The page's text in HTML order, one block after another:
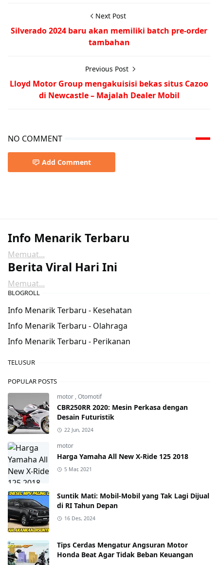
Next Post
Silverado 2024 baru akan memiliki batch pre-order
tambahan
Previous Post
Lloyd Motor Group mengakuisisi bekas situs Cazoo
di Newcastle – Majalah Dealer Mobil
NO COMMENT
Add Comment
Info Menarik Terbaru
Memuat...
Berita Viral Hari Ini
Memuat...
BLOGROLL
Info Menarik Terbaru - Kesehatan
Info Menarik Terbaru - Olahraga
Info Menarik Terbaru - Perikanan
TELUSUR
POPULAR POSTS
motor ,Otomotif
CBR250RR 2020: Mesin Perkasa dengan
Desain Futuristik
22 Jun, 2024
motor
Harga Yamaha All New X-Ride 125 2018
5 Mar, 2021
Suntik Mati: Mobil-Mobil yang Tak Lagi Dijual
di RI Tahun Depan
16 Des, 2024
Tips Cerdas Mengatur Angsuran Motor
Honda Beat Agar Tidak Beban Keuangan